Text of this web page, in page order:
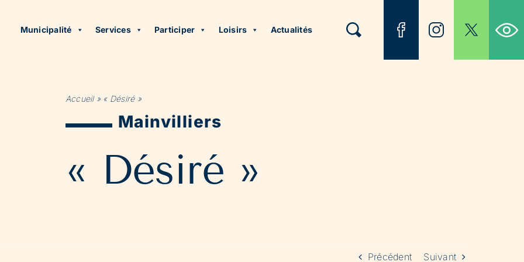
Municipalité Services Participer Loisirs Actualités
Accueil» « Désiré »
Mainvilliers
« Désiré »
Précédent Suivant